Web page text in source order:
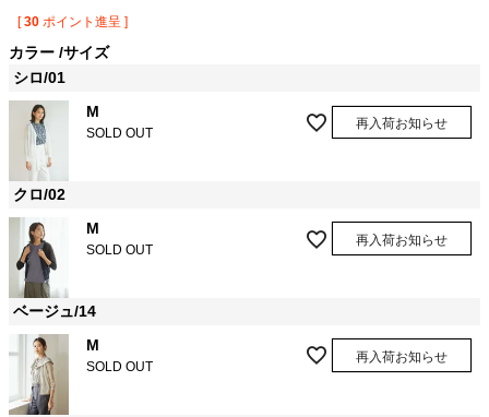
[ 30 ポイント進呈 ]
カラー サイズ
シロ/01
M
SOLD OUT
再入荷お知らせ
クロ/02
M
SOLD OUT
再入荷お知らせ
ベージュ/14
M
SOLD OUT
再入荷お知らせ